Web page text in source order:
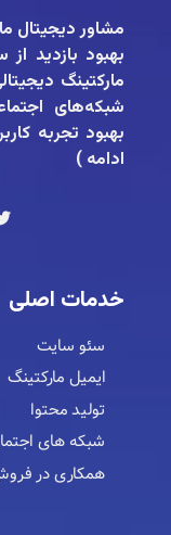
مشاور دیجیتال
بهبود بازدید
مارکتینگ
شبکه‌های
بهبود تجربه
ادامه )
خدمات اصلی
سئو سایت
ایمیل مارکتینگ
تولید محتوا
شبکه های
همکاری در